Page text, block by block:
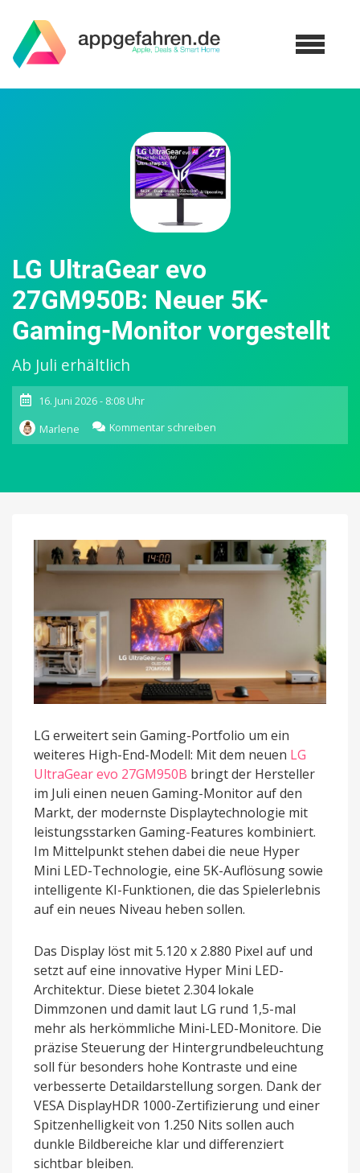
LG UltraGear evo
27GM950B: Neuer 5K-
Gaming-Monitor vorgestellt
Ab Juli erhältlich
16. Juni 2026 - 8:08 Uhr
Marlene
Kommentar schreiben
LG
Monitor
vorgestellt
LG erweitert sein Gaming-Portfolio um ein
weiteres High-End-Modell: Mit dem neuen LG
UltraGear evo 27GM950B bringt der Hersteller
im Juli einen neuen Gaming-Monitor auf den
Markt, der modernste Displaytechnologie mit
leistungsstarken Gaming-Features kombiniert.
Im Mittelpunkt stehen dabei die neue Hyper
Mini LED-Technologie, eine 5K-Auflösung sowie
intelligente KI-Funktionen, die das Spielerlebnis
auf ein neues Niveau heben sollen.
Das Display löst mit 5.120 x 2.880 Pixel auf und
setzt auf eine innovative Hyper Mini LED-
Architektur. Diese bietet 2.304 lokale
Dimmzonen und damit laut LG rund 1,5-mal
mehr als herkömmliche Mini-LED-Monitore. Die
präzise Steuerung der Hintergrundbeleuchtung
soll für besonders hohe Kontraste und eine
verbesserte Detaildarstellung sorgen. Dank der
VESA DisplayHDR 1000-Zertifizierung und einer
Spitzenhelligkeit von 1.250 Nits sollen auch
dunkle Bildbereiche klar und differenziert
sichtbar bleiben.